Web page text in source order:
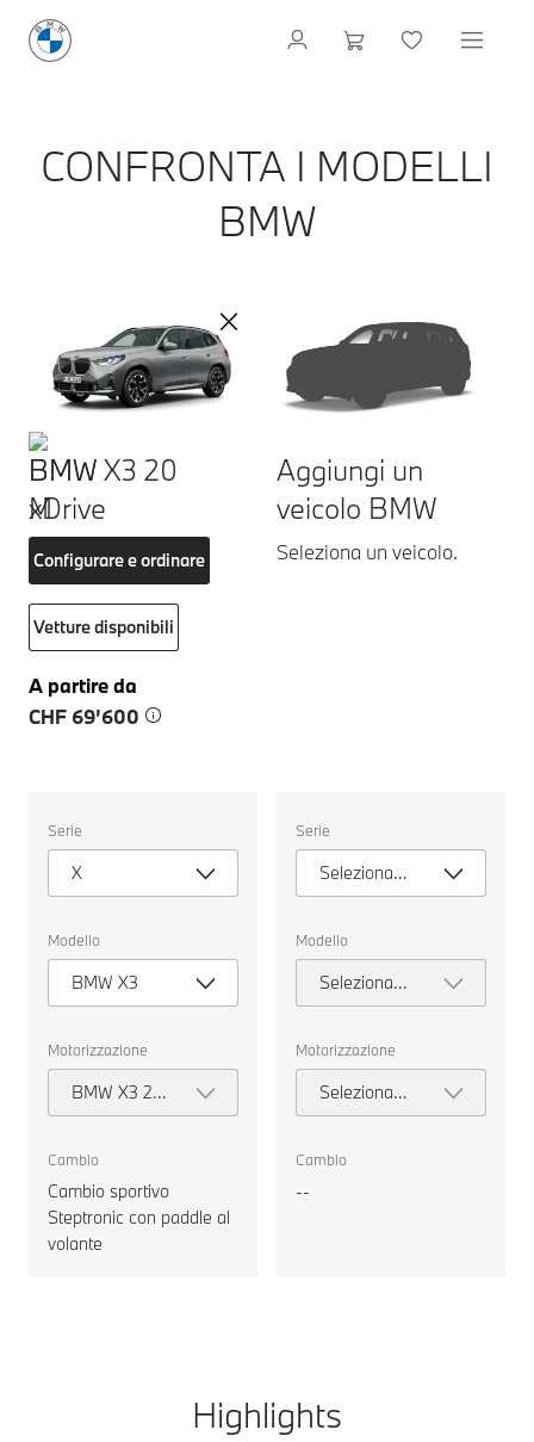
CONFRONTA I MODELLI
BMW
BMW X3 20
xDrive
Configurare e ordinare
Vetture disponibili
A partire da
CHF 69’600
un
veicolo.
Serie
X
Modello
BMW X3
Motorizzazione
BMW X3 20
xDrive
Cambio
Cambio sportivo
Steptronic con paddle al
volante
Aggiungi un
veicolo BMW
Seleziona un veicolo.
un
veicolo.
Serie
Seleziona
serie
Modello
Seleziona
modello
Motorizzazione
Seleziona
motorizzazione
Cambio
--
Highlights